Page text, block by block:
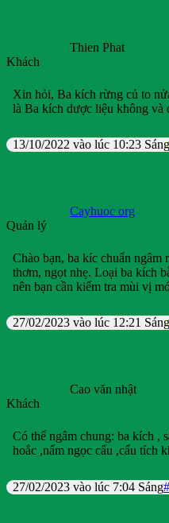
Thien Phat
Khách
Xin hỏi, Ba kích rừng củ to
là Ba kích dược liệu không và
13/10/2022 vào lúc 10:23 Sáng
Cayhuoc org
Quản lý
Chào bạn, ba kíc chuẩn
thơm, ngọt nhẹ. Loại ba kích
nên bạn cần kiểm tra mùi vị
27/02/2023 vào lúc 12:21 Sáng
Cao văn nhật
Khách
Có thể ngâm chung: ba kích ,
hoắc ,nấm ngọc cẩu ,cẩu tích
27/02/2023 vào lúc 7:04 Sáng